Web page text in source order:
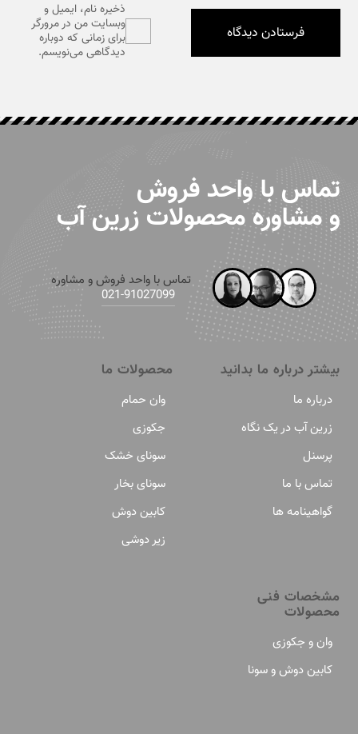
ذخیره نام، ایمیل و
وبسایت من در مرورگر
برای زمانی که دوباره
دیدگاهی می‌نویسم.
تماس با واحد فروش
و مشاوره محصولات زرین آب
تماس با واحد فروش و مشاوره
91027099-021
بیشتر درباره ما بدانید
درباره ما
زرین آب در یک نگاه
پرسنل
تماس با ما
گواهینامه ها
محصولات ما
وان حمام
جکوزی
سونای خشک
سونای بخار
کابین دوش
زیر دوشی
مشخصات فنی
محصولات
وان و جکوزی
کابین دوش و سونا